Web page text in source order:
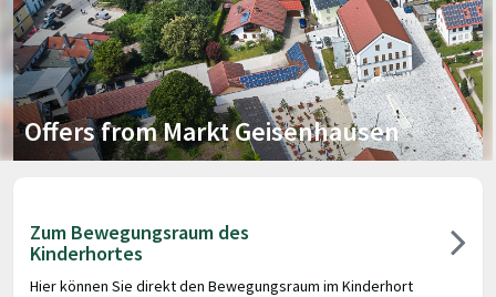
Login
Language
Help & Info
Offers from Markt Geisenhausen
Zum Bewegungsraum des
Kinderhortes
Hier können Sie direkt den Bewegungsraum im Kinderhort